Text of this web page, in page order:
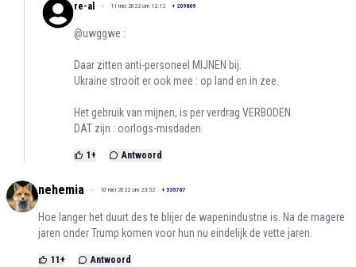
re-al 11 mei 2022 om 12:12 + 209869
@uwggwe :
Daar zitten anti-personeel MIJNEN bij.
Ukraine strooit er ook mee : op land en in zee.
Het gebruik van mijnen, is per verdrag VERBODEN.
DAT zijn : oorlogs-misdaden.
1 + Antwoord
nehemia 10 mei 2022 om 23:52 + 535767
Hoe langer het duurt des te blijer de wapenindustrie is. Na de magere
jaren onder Trump komen voor hun nu eindelijk de vette jaren.
11 + Antwoord